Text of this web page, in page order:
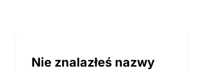
Nie znalazłeś nazwy